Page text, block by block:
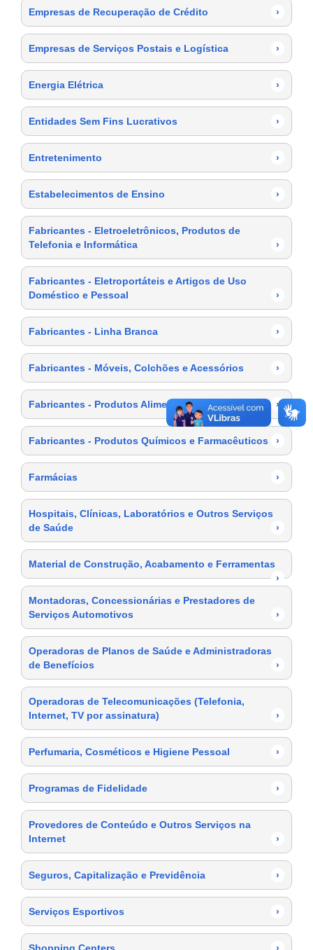
Empresas de Recuperação de Crédito ›
Empresas de Serviços Postais e Logística ›
Energia Elétrica ›
Entidades Sem Fins Lucrativos ›
Entretenimento ›
Estabelecimentos de Ensino ›
Fabricantes - Eletroeletrônicos, Produtos de
Telefonia e Informática
›
Fabricantes - Eletroportáteis e Artigos de Uso
Doméstico e Pessoal
›
Fabricantes - Linha Branca ›
Fabricantes - Móveis, Colchões e Acessórios ›
Fabricantes - Produtos Alimentícios ›
Fabricantes - Produtos Químicos e Farmacêuticos ›
Farmácias ›
Hospitais, Clínicas, Laboratórios e Outros Serviços
de Saúde
›
Material de Construção, Acabamento e Ferramentas
›
Montadoras, Concessionárias e Prestadores de
Serviços Automotivos
›
Operadoras de Planos de Saúde e Administradoras
de Benefícios
›
Operadoras de Telecomunicações (Telefonia,
Internet, TV por assinatura)
›
Perfumaria, Cosméticos e Higiene Pessoal ›
Programas de Fidelidade ›
Provedores de Conteúdo e Outros Serviços na
Internet
›
Seguros, Capitalização e Previdência ›
Serviços Esportivos ›